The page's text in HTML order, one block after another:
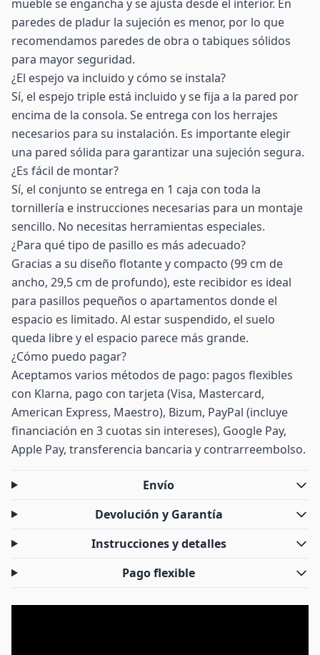
mueble se engancha y se ajusta desde el interior. En
paredes de pladur la sujeción es menor, por lo que
recomendamos paredes de obra o tabiques sólidos
para mayor seguridad.
¿El espejo va incluido y cómo se instala?
Sí, el espejo triple está incluido y se fija a la pared por
encima de la consola. Se entrega con los herrajes
necesarios para su instalación. Es importante elegir
una pared sólida para garantizar una sujeción segura.
¿Es fácil de montar?
Sí, el conjunto se entrega en 1 caja con toda la
tornillería e instrucciones necesarias para un montaje
sencillo. No necesitas herramientas especiales.
¿Para qué tipo de pasillo es más adecuado?
Gracias a su diseño flotante y compacto (99 cm de
ancho, 29,5 cm de profundo), este recibidor es ideal
para pasillos pequeños o apartamentos donde el
espacio es limitado. Al estar suspendido, el suelo
queda libre y el espacio parece más grande.
¿Cómo puedo pagar?
Aceptamos varios métodos de pago: pagos flexibles
con Klarna, pago con tarjeta (Visa, Mastercard,
American Express, Maestro), Bizum, PayPal (incluye
financiación en 3 cuotas sin intereses), Google Pay,
Apple Pay, transferencia bancaria y contrarreembolso.
Envío
Devolución y Garantía
Instrucciones y detalles
Pago flexible